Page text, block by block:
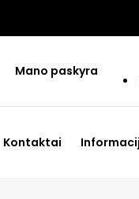
Mano paskyra
Kontaktai